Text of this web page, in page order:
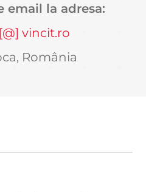
email la adresa:
vincit.ro
România